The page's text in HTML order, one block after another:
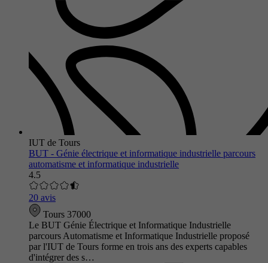
IUT de Tours
BUT - Génie électrique et informatique industrielle parcours
automatisme et informatique industrielle
4.5
20 avis
Tours 37000
Le BUT Génie Électrique et Informatique Industrielle
parcours Automatisme et Informatique Industrielle proposé
par l'IUT de Tours forme en trois ans des experts capables
d'intégrer des s…